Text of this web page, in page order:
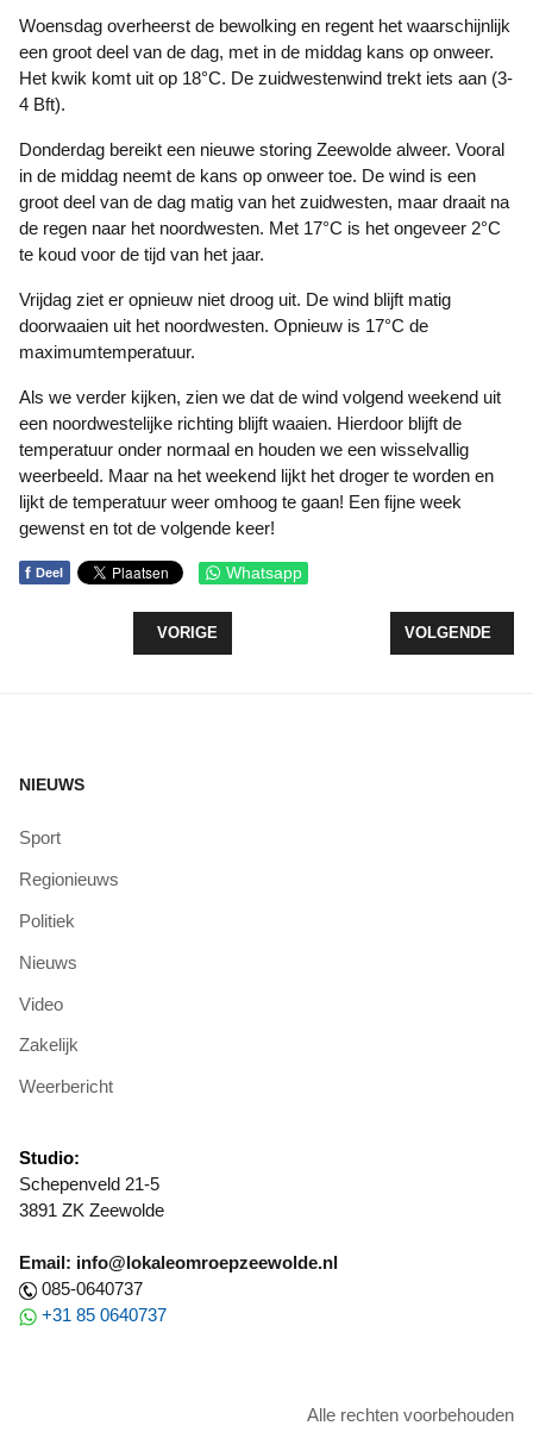
Woensdag overheerst de bewolking en regent het waarschijnlijk
een groot deel van de dag, met in de middag kans op onweer.
Het kwik komt uit op 18°C. De zuidwestenwind trekt iets aan (3-
4 Bft).
Donderdag bereikt een nieuwe storing Zeewolde alweer. Vooral
in de middag neemt de kans op onweer toe. De wind is een
groot deel van de dag matig van het zuidwesten, maar draait na
de regen naar het noordwesten. Met 17°C is het ongeveer 2°C
te koud voor de tijd van het jaar.
Vrijdag ziet er opnieuw niet droog uit. De wind blijft matig
doorwaaien uit het noordwesten. Opnieuw is 17°C de
maximumtemperatuur.
Als we verder kijken, zien we dat de wind volgend weekend uit
een noordwestelijke richting blijft waaien. Hierdoor blijft de
temperatuur onder normaal en houden we een wisselvallig
weerbeeld. Maar na het weekend lijkt het droger te worden en
lijkt de temperatuur weer omhoog te gaan! Een fijne week
gewenst en tot de volgende keer!
f Deel Whatsapp
VORIG ARTIKEL: HET WEERBERICHT TOT 8 JUNI
VORIGE VOLGENDE
VOLGENDE
NIEUWS
Sport
Regionieuws
Politiek
Nieuws
Video
Zakelijk
Weerbericht
Studio:
Schepenveld 21-5
3891 ZK Zeewolde
Email: info@lokaleomroepzeewolde.nl
085-0640737
+31 85 0640737
Alle rechten voorbehouden